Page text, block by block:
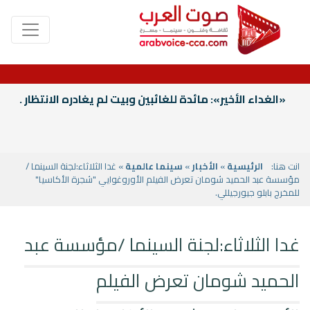
«الغداء الأخير»: مائدة للغائبين وبيت لم يغادره الانتظار .
انت هنا: الرئيسية» الأخبار» سينما عالمية» غدا الثلاثاء:لجنة السينما /
مؤسسة عبد الحميد شومان تعرض الفيلم الأوروغوايي "شجرة الأكاسيا"
للمخرج بابلو جيورجيللي.
غدا الثلاثاء:لجنة السينما /مؤسسة عبد
الحميد شومان تعرض الفيلم